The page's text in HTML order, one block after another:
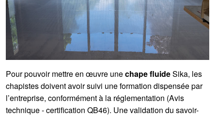
Pour pouvoir mettre en œuvre unechape fluideSika, les
chapistes doivent avoir suivi une formation dispensée par
l’entreprise, conformément à la réglementation (Avis
technique - certification QB46). Une validation du savoir-